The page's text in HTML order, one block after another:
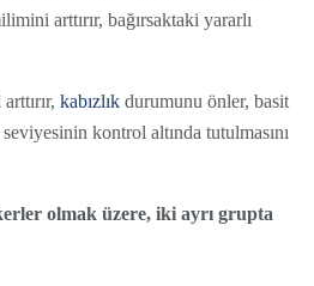
arttırır, bağırsaktaki yararlı
kabızlık durumunu önler, basit
kontrol altında tutulmasını
olmak üzere, iki ayrı grupta